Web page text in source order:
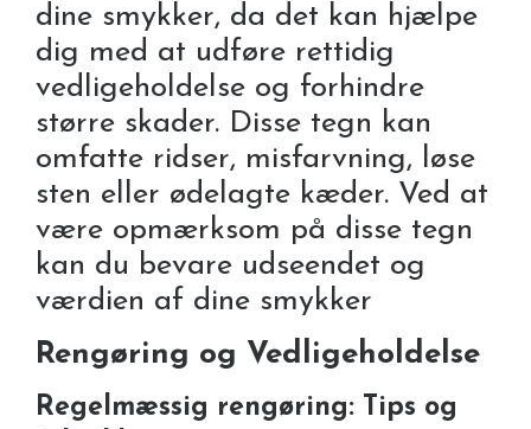
dine smykker, da det kan hjælpe
dig med at udføre rettidig
vedligeholdelse og forhindre
større skader. Disse tegn kan
omfatte ridser, misfarvning, løse
sten eller ødelagte kæder. Ved at
være opmærksom på disse tegn
kan du bevare udseendet og
værdien af dine smykker
Rengøring og Vedligeholdelse
Regelmæssig rengøring: Tips og